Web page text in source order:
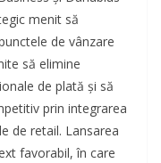
menit să
de vânzare
să elimine
de plată și să
prin integrarea
de retail. Lansarea
favorabil, în care